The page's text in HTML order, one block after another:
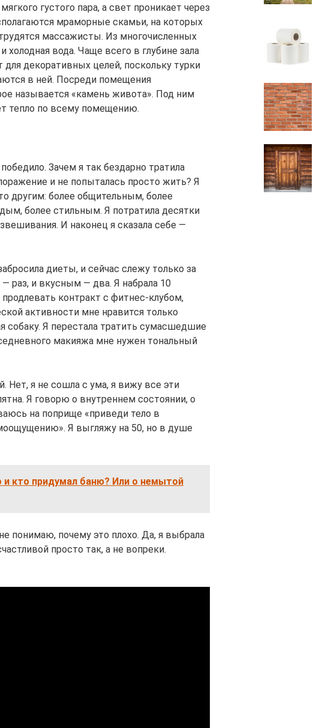
густого пара, а свет проникает через
мраморные скамьи, на которых
массажисты. Из многочисленных
холодная вода. Чаще всего в глубине зала
декоративных целей, поскольку турки
в ней. Посреди помещения
называется «камень живота». Под ним
тепло по всему помещению.
Зачем я так бездарно тратила
и не попыталась просто жить? Я
другим: более общительным, более
более стильным. Я потратила десятки
И наконец я сказала себе —
диеты, и сейчас слежу только за
раз, и вкусным — два. Я набрала 10
контракт с фитнес-клубом,
активности мне нравится только
собаку. Я перестала тратить сумасшедшие
макияжа мне нужен тональный
Нет, я не сошла с ума, я вижу все эти
Я говорю о внутреннем состоянии, о
на поприще «приведи тело в
Я выгляжу на 50, но в душе
и кто придумал баню? Или о немытой
понимаю, почему это плохо. Да, я выбрала
просто так, а не вопреки.